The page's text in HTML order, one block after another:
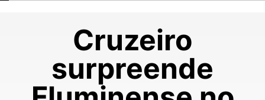
Cruzeiro
surpreende